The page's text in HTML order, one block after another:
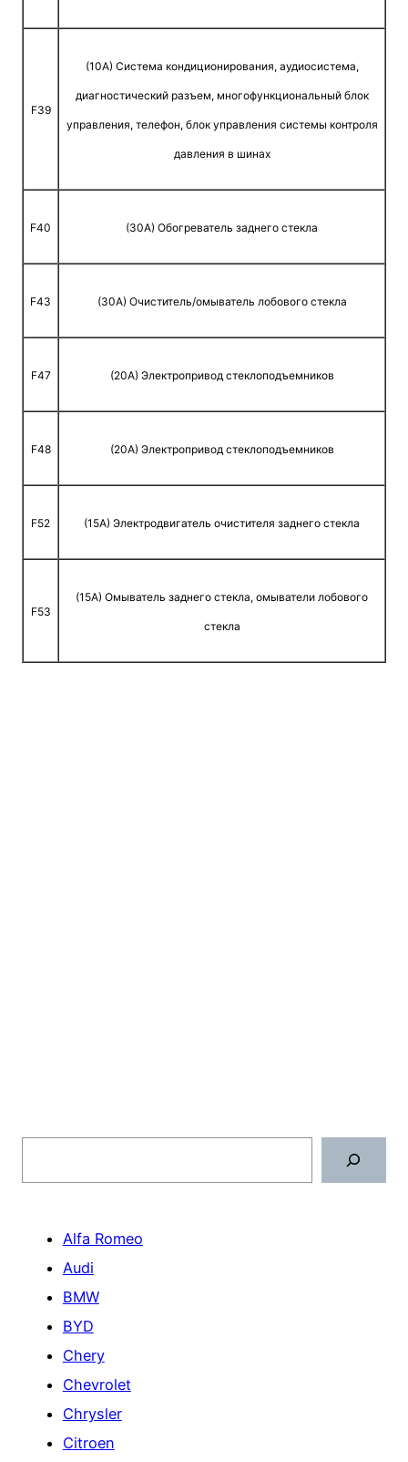
F39
(10A) Система кондиционирования, аудиосистема,
диагностический разъем, многофункциональный блок
управления, телефон, блок управления системы контроля
давления в шинах
F40 (30A) Обогреватель заднего стекла
F43 (30A) Очиститель/омыватель лобового стекла
F47 (20A) Электропривод стеклоподъемников
F48 (20A) Электропривод стеклоподъемников
F52 (15A) Электродвигатель очистителя заднего стекла
F53
(15A) Омыватель заднего стекла, омыватели лобового
стекла
Alfa Romeo
Audi
BMW
BYD
Chery
Chevrolet
Chrysler
Citroen